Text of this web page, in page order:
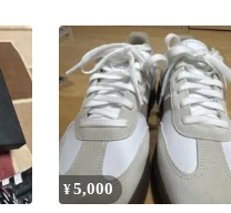
¥5,000